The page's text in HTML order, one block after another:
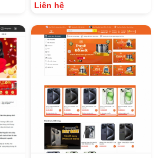
Liên hệ